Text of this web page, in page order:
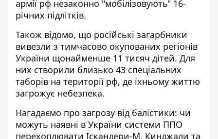
армії рф незаконно "мобілізовують" 16-
річних підлітків.
Також відомо, що російські загарбники
вивезли з тимчасово окупованих регіонів
України щонайменше 11 тисяч дітей. Для
них створили близько 43 спеціальних
таборів на території рф, де їхньому життю
загрожує небезпека.
Нагадаємо про загрозу від балістики: чи
можуть наявні в України системи ППО
перехоплювати Іскандери-М, Кинджали та